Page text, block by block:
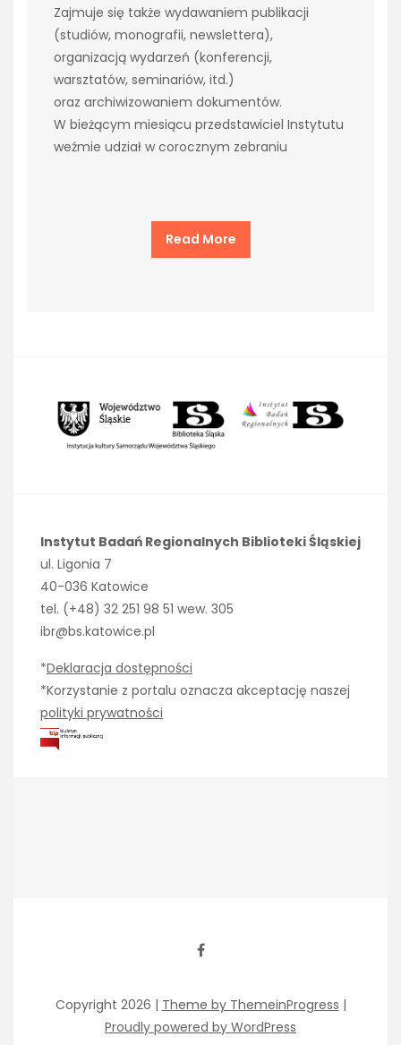
Zajmuje się także wydawaniem publikacji
(studiów, monografii, newslettera),
organizacją wydarzeń (konferencji,
warsztatów, seminariów, itd.)
oraz archiwizowaniem dokumentów.
W bieżącym miesiącu przedstawiciel Instytutu
weźmie udział w corocznym zebraniu
Read More
Instytut Badań Regionalnych Biblioteki Śląskiej
ul. Ligonia 7
40-036 Katowice
tel. (+48) 32 251 98 51 wew. 305
ibr@bs.katowice.pl
*Deklaracja dostępności
*Korzystanie z portalu oznacza akceptację naszej
polityki prywatności
Copyright 2026 | Theme by ThemeinProgress |
Proudly powered by WordPress